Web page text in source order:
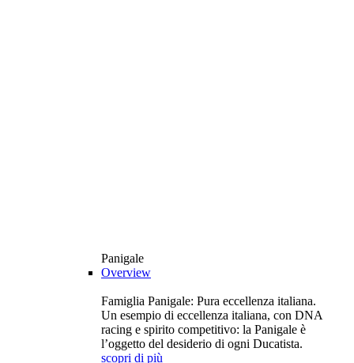
Panigale
Overview
Famiglia Panigale: Pura eccellenza italiana.
Un esempio di eccellenza italiana, con DNA
racing e spirito competitivo: la Panigale è
l’oggetto del desiderio di ogni Ducatista.
scopri di più